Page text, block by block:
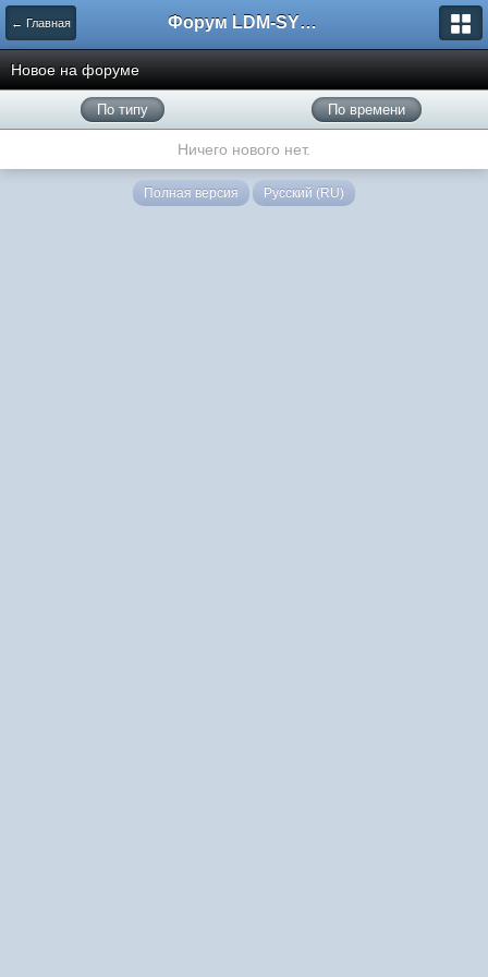
← Главная Форум LDM-SYSTEMS
Новое на форуме
По типу По времени
Ничего нового нет.
Полная версия Русский (RU)